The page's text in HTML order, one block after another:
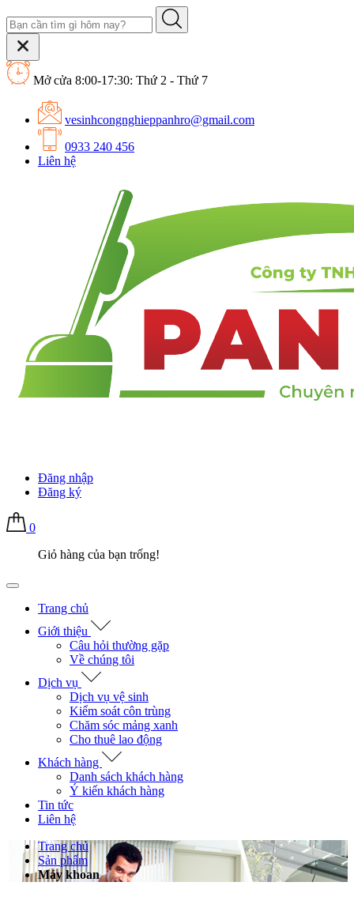
Mở cửa 8:00-17:30: Thứ 2 - Thứ 7
vesinhcongnghieppanhro@gmail.com
0933 240 456
Liên hệ
Đăng nhập
Đăng ký
0
Giỏ hàng của bạn trống!
Trang chủ
Giới thiệu
Câu hỏi thường gặp
Về chúng tôi
Dịch vụ
Dịch vụ vệ sinh
Kiểm soát côn trùng
Chăm sóc mảng xanh
Cho thuê lao động
Khách hàng
Danh sách khách hàng
Ý kiến khách hàng
Tin tức
Liên hệ
Trang chủ
Sản phẩm
Máy khoan